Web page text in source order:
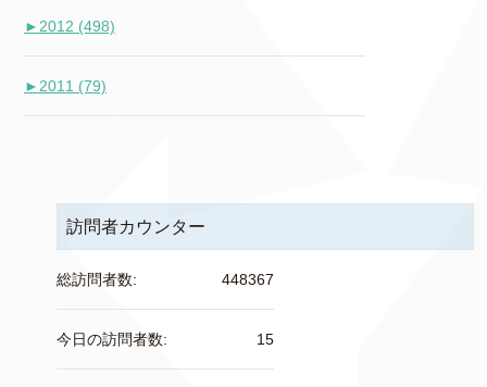
►2012 (498)
►2011 (79)
訪問者カウンター
448367
総訪問者数:
15
今日の訪問者数: